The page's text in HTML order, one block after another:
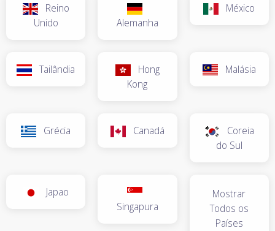
Reino
Unido
Alemanha
México
Tailândia
Hong
Kong
Malásia
Grécia Canadá
Coreia
do Sul
Japao
Singapura
Mostrar
Todos os
Países